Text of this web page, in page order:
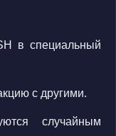
в специальный
с другими.
случайным